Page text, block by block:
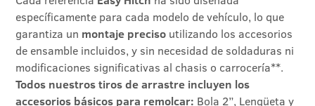
específicamente para cada modelo de vehículo, lo que
garantiza un montaje preciso utilizando los accesorios
de ensamble incluidos, y sin necesidad de soldaduras ni
modificaciones significativas al chasis o carrocería**.
Todos nuestros tiros de arrastre incluyen los
accesorios básicos para remolcar: Bola 2”, Lengüeta y